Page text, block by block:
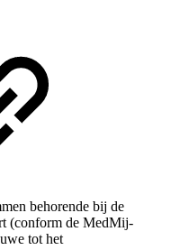
behorende bij de
(conform de MedMij-
tot het